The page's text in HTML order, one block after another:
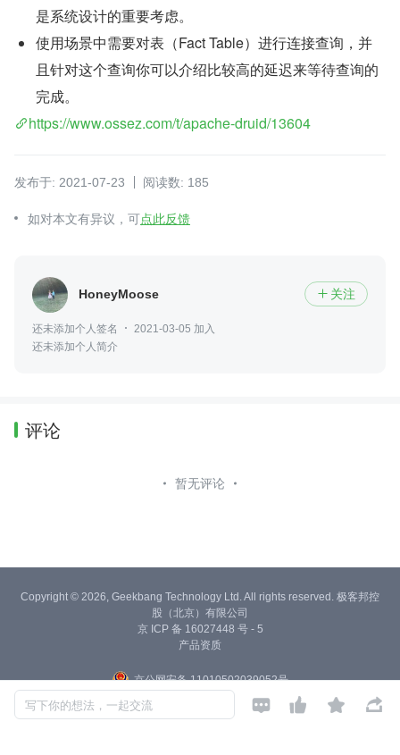
是系统设计的重要考虑。
使用场景中需要对表（Fact Table）进行连接查询，并
且针对这个查询你可以介绍比较高的延迟来等待查询的
完成。
https://www.ossez.com/t/apache-druid/13604
发布于: 2021-07-23 阅读数: 185
如对本文有异议，可点此反馈
HoneyMoose  关注
还未添加个人签名
2021-03-05 加入
还未添加个人简介
评论
暂无评论
写下你的想法，一起交流    
Copyright © 2026, Geekbang Technology Ltd. All rights reserved. 极客邦控
股（北京）有限公司
京 ICP 备 16027448 号 - 5
产品资质
京公网安备 11010502039052号